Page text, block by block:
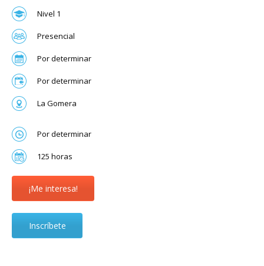
Nivel 1
Presencial
Por determinar
Por determinar
La Gomera
Por determinar
125 horas
¡Me interesa!
Inscríbete